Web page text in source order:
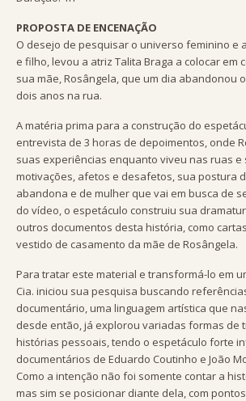
PROPOSTA DE ENCENAÇÃO
O desejo de pesquisar o universo feminino e
e filho, levou a atriz Talita Braga a colocar em
sua mãe, Rosângela, que um dia abandonou
dois anos na rua.
A matéria prima para a construção do
entrevista de 3 horas de depoimentos, onde
suas experiências enquanto viveu nas ruas e
motivações, afetos e desafetos, sua postura
abandona e de mulher que vai em busca de
do vídeo, o espetáculo construiu sua
outros documentos desta história, como
vestido de casamento da mãe de Rosângela.
Para tratar este material e transformá-lo em
Cia. iniciou sua pesquisa buscando
documentário, uma linguagem artística que
desde então, já explorou variadas formas de
histórias pessoais, tendo o espetáculo forte
documentários de Eduardo Coutinho e João
Como a intenção não foi somente contar a
mas sim se posicionar diante dela, com